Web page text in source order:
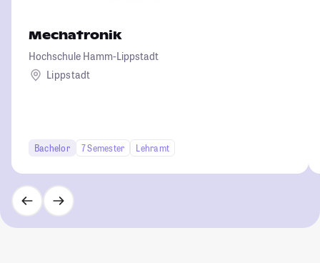
Mechatronik
Hochschule Hamm-Lippstadt
Lippstadt
Bachelor 7 Semester Lehramt